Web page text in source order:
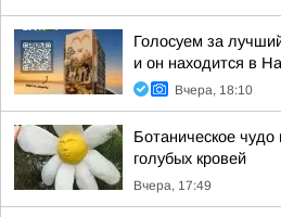
Голосуем за
и он находится в
Вчера, 18:10
Ботаническое
голубых кровей
Вчера, 17:49